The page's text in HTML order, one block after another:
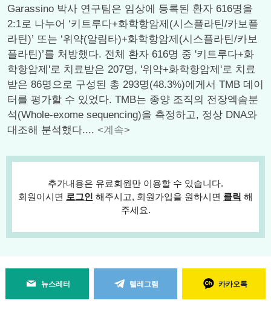
Garassino 박사 연구팀은 임상에 등록된 환자 616명을
2:1로 나누어 ‘키트루다+화학항암제(시스플라틴/카보플
라틴)’ 또는 ‘위약(알림타)+화학항암제(시스플라틴/카보
플라틴)’를 처방했다. 전체 환자 616명 중 '키트루다+화
학항암제'로 치료받은 207명, '위약+화학항암제'로 치료
받은 86명으로 구성된 총 293명(48.3%)에게서 TMB 데이
터를 평가할 수 있었다. TMB는 종양 조직의 전장엑솜분
석(Whole-exome sequencing)을 측정하고, 정상 DNA와
대조해 분석했다.... <계속>
추가내용은 유료회원만 이용할 수 있습니다.
회원이시면 로그인 해주시고, 회원가입을 원하시면 클릭 해
주세요.
뉴스레터 텔레그램 카카오톡